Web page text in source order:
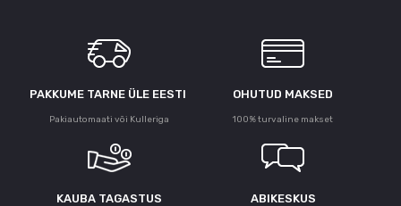
PAKKUME TARNE ÜLE ЕESTI
Pakiautomaati või Kulleriga
OHUTUD MAKSED
100% turvaline makset
KAUBA TAGASTUS ABIKESKUS